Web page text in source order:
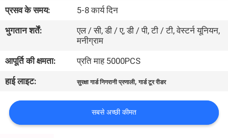
गुणवत्ता
नियंत्रण
हमसे
संपर्क
करें
प्रसव के समय:
5-8 कार्य दिन
भुगतान शर्तें:
एल / सी, डी / ए, डी / पी, टी / टी, वेस्टर्न यूनियन,
मनीग्राम
आपूर्ति की क्षमता:
प्रति माह 5000PCS
हाई लाइट:
सुरक्षा गार्ड निगरानी प्रणाली,गार्ड टूर रीडर
सबसे अच्छी कीमत